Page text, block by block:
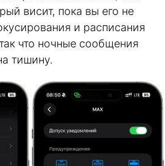
висит, пока вы его не
и расписания
что ночные сообщения
тишину.